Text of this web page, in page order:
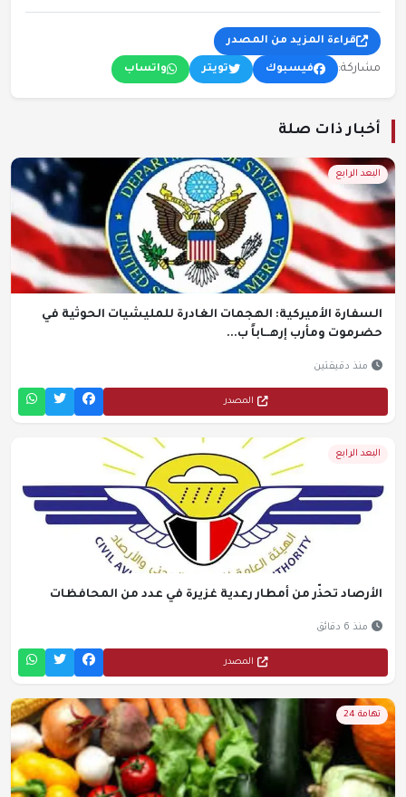
قراءة المزيد من المصدر
مشاركة: فيسبوك تويتر واتساب
أخبار ذات صلة
البعد الرابع
السفارة الأميركية: الهجمات الغادرة للمليشيات الحوثية في
حضرموت ومأرب إرهــاباً ب...
منذ دقيقتين
المصدر
البعد الرابع
الأرصاد تحذّر من أمطار رعدية غزيرة في عدد من المحافظات
منذ 6 دقائق
المصدر
تهامة 24